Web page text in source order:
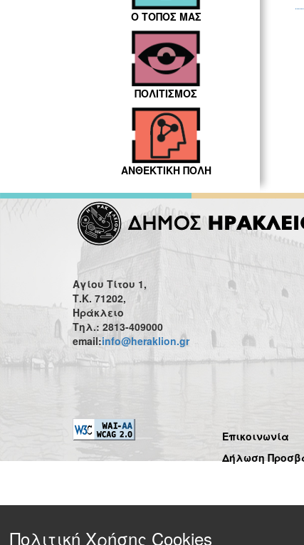
Ο ΤΟΠΟΣ ΜΑΣ
ΠΟΛΙΤΙΣΜΟΣ
ΑΝΘΕΚΤΙΚΗ ΠΟΛΗ
Αγίου Τίτου 1,
Τ.Κ. 71202,
Ηράκλειο
Τηλ.: 2813-409000
email:info@heraklion.gr
Επικοινωνία
Δήλωση
Πολιτική Χρήσης Cookies